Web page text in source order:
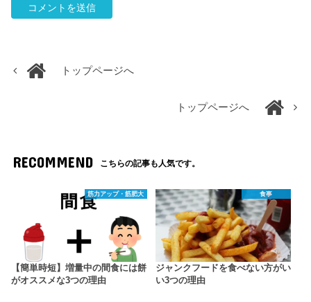
トップページへ
トップページへ
RECOMMEND こちらの記事も人気です。
筋力アップ・筋肥大
【簡単時短】増量中の間食には餅
がオススメな3つの理由
食事
ジャンクフードを食べない方がい
い3つの理由